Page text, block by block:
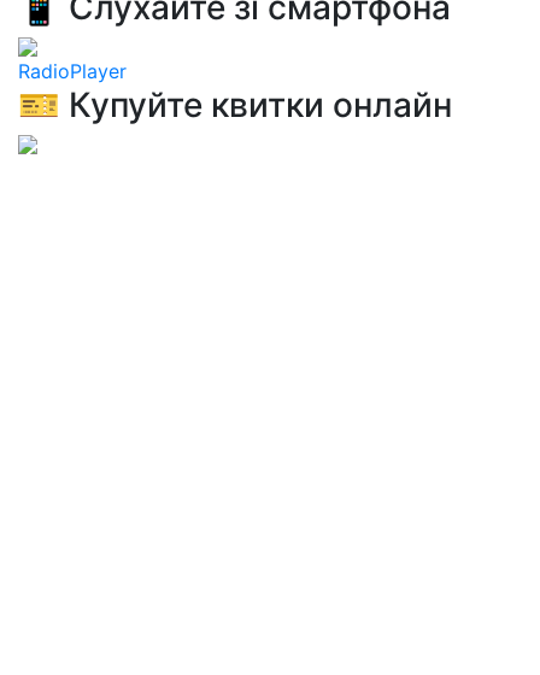
RadioPlayer
🎫 Купуйте квитки онлайн